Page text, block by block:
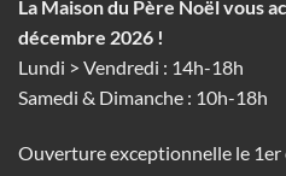
La Maison du Père Noël vous
décembre 2026 !
Lundi > Vendredi : 14h-18h
Samedi & Dimanche : 10h-18h
Ouverture exceptionnelle le 1er